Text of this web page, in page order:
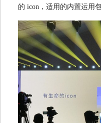
的 icon，适用的内置运用